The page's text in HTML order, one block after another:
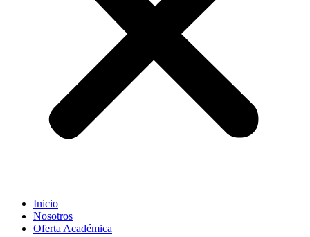
Inicio
Nosotros
Oferta Académica